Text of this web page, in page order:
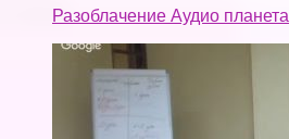
Разоблачение Аудио планета